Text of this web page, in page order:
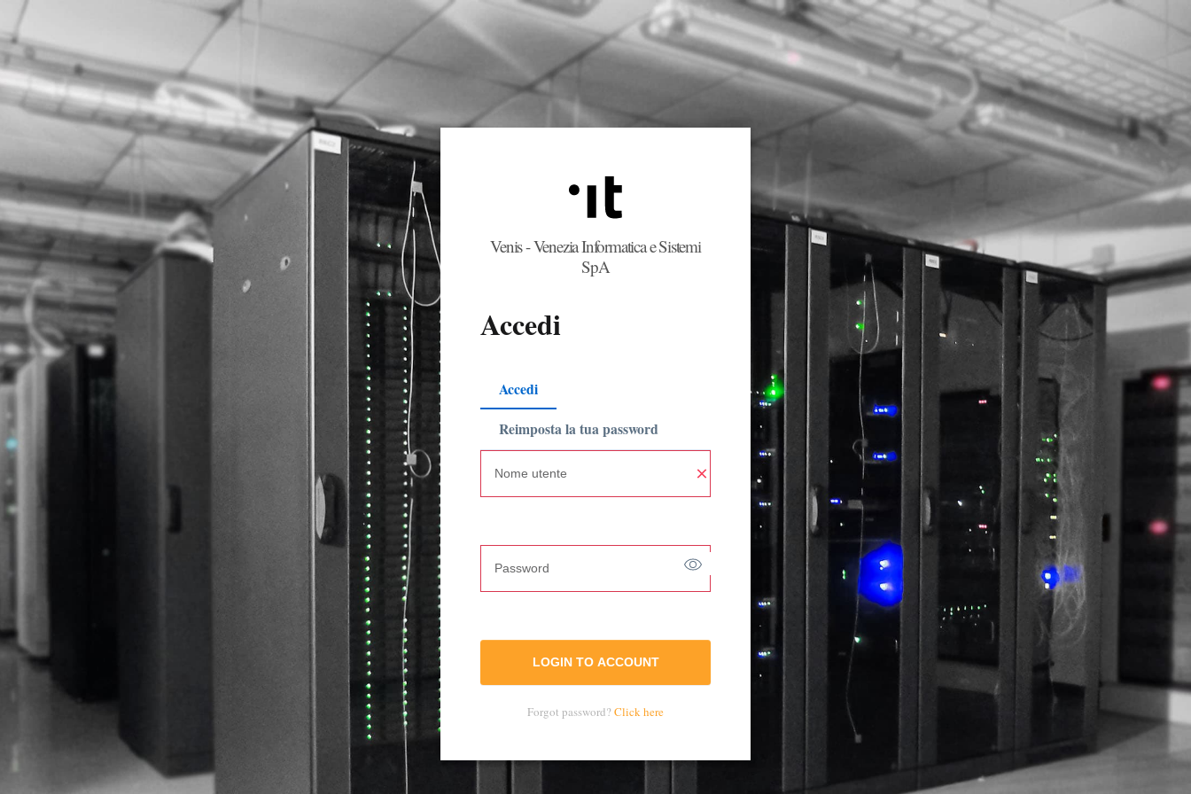
Venis - Venezia Informatica e Sistemi
SpA
Accedi
Schede
primarie
Accedi(scheda attiva)
Reimposta la tua password
Nome utente
Password
Forgot password? Click here